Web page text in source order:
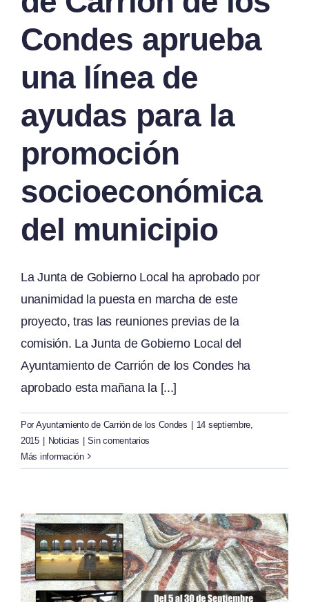
Condes aprueba
una línea de
ayudas para la
promoción
socioeconómica
del municipio
La Junta de Gobierno Local ha aprobado por
unanimidad la puesta en marcha de este
proyecto, tras las reuniones previas de la
comisión. La Junta de Gobierno Local del
Ayuntamiento de Carrión de los Condes ha
aprobado esta mañana la [...]
Por Ayuntamiento de Carrión de los Condes
14 septiembre,
2015
Noticias
Sin comentarios
Más información